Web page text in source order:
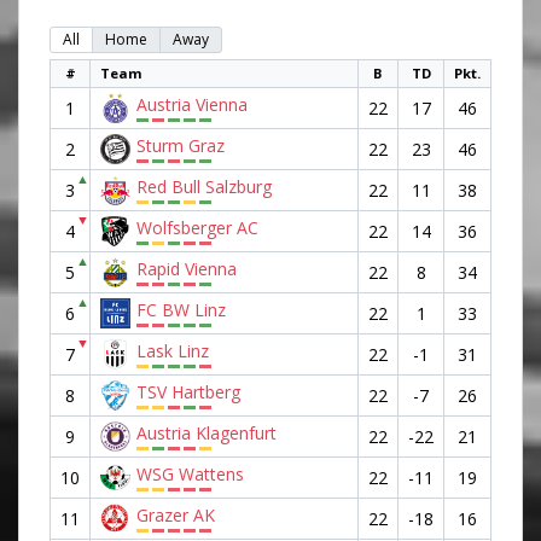
All Home Away
# Team B TD Pkt.
1 Austria Vienna 22 17
46
2
Sturm Graz 22 23
46
3
▲ Red Bull Salzburg 22 11
38
4
▼ Wolfsberger AC 22 14
36
5
▲ Rapid Vienna 22 8
34
6
▲ FC BW Linz 22 1
33
7
▼ Lask Linz 22 -1
31
8
TSV Hartberg 22 -7
26
9
Austria Klagenfurt 22 -22
21
10
WSG Wattens 22 -11
19
11
Grazer AK 22 -18
16